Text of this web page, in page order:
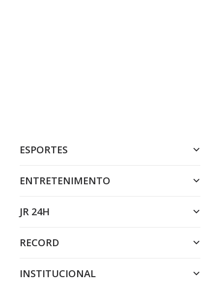
ESPORTES
ENTRETENIMENTO
JR 24H
RECORD
INSTITUCIONAL